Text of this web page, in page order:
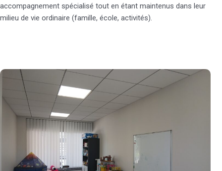
accompagnement spécialisé tout en étant maintenus dans leur
milieu de vie ordinaire (famille, école, activités).